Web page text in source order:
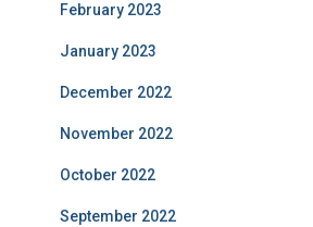
February 2023
January 2023
December 2022
November 2022
October 2022
September 2022